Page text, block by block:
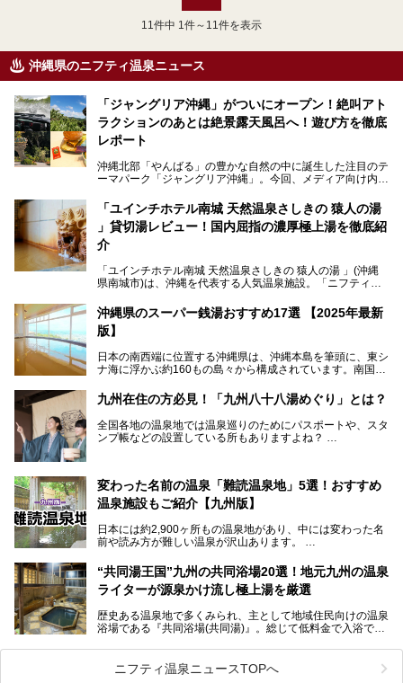
11 件中 1件～11件を表示
沖縄県のニフティ温泉ニュース
「ジャングリア沖縄」がついにオープン！絶叫アト
ラクションのあとは絶景露天風呂へ！遊び方を徹底
レポート
沖縄北部「やんばる」の豊かな自然の中に誕生した注目のテ
ーマパーク「ジャングリア沖縄」。今回、メディア向け内覧
グリアの全貌をお届けすべく、見どころや料金、アクセス方
法まで徹底解説していきます。
「ユインチホテル南城 天然温泉さしきの 猿人の湯
」貸切湯レビュー！国内屈指の濃厚極上湯を徹底紹
介
「ユインチホテル南城 天然温泉さしきの 猿人の湯 」(沖縄
県南城市)は、沖縄を代表する人気温泉施設。「ニフティ温
位を獲得し、平日・土日にかかわらず多くの常連客や温泉フ
ァンが訪れます。
ンに注目される存在。今回は貸切湯にスポットを当て、その
魅力を徹底解説します。
沖縄県のスーパー銭湯おすすめ17選 【2025年最新
版】
日本の南西端に位置する沖縄県は、沖縄本島を筆頭に、東シ
ナ海に浮かぶ約160もの島々から構成されています。南国な
ずの豊かな自然、独自の歴史や文化など、多くの人を惹きつ
けてやまない魅力あふれる観光県です。
そんな沖縄県のスーパー銭湯には、ホテル併設などリゾート
と同時に楽しめる施設が多くあります。日帰りでも旅行気分
九州在住の方必見！「九州八十八湯めぐり」とは？
全国各地の温泉地では温泉巡りのためにパスポートや、スタ
ンプ帳などの設置している所もありますよね？
な方ならぜひ参加してみたいスタンプラリーでしょう。
変わった名前の温泉「難読温泉地」5選！おすすめ
温泉施設もご紹介【九州版】
日本には約2,900ヶ所もの温泉地があり、中には変わった名
前や読み方が難しい温泉が沢山あります。
そこで日本各地にある「難読温泉地」を、地域ごとにクイズ
形式でご紹介。第５回目(最終回)である今回は、九州地方の
難読温泉地をピックアップしました。
いくつ読めるか、ぜひチャレンジしてみて下さいね！
“共同湯王国”九州の共同浴場20選！地元九州の温泉
ライターが源泉かけ流し極上湯を厳選
歴史ある温泉地で多くみられ、主として地域住民向けの温泉
浴場である『共同浴場(共同湯)』。総じて低料金で入浴で
特徴です。
共同浴場は全国各地の温泉地にありますが、特に九州地方は
共同湯文化が古くから発展し、質・量ともに大変充実。九州
ニフティ温泉ニュースTOPへ